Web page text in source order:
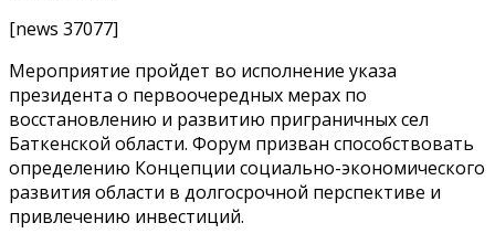
[news 37077]
Мероприятие пройдет во исполнение указа
президента о первоочередных мерах по
восстановлению и развитию приграничных сел
Баткенской области. Форум призван способствовать
определению Концепции социально-экономического
развития области в долгосрочной перспективе и
привлечению инвестиций.